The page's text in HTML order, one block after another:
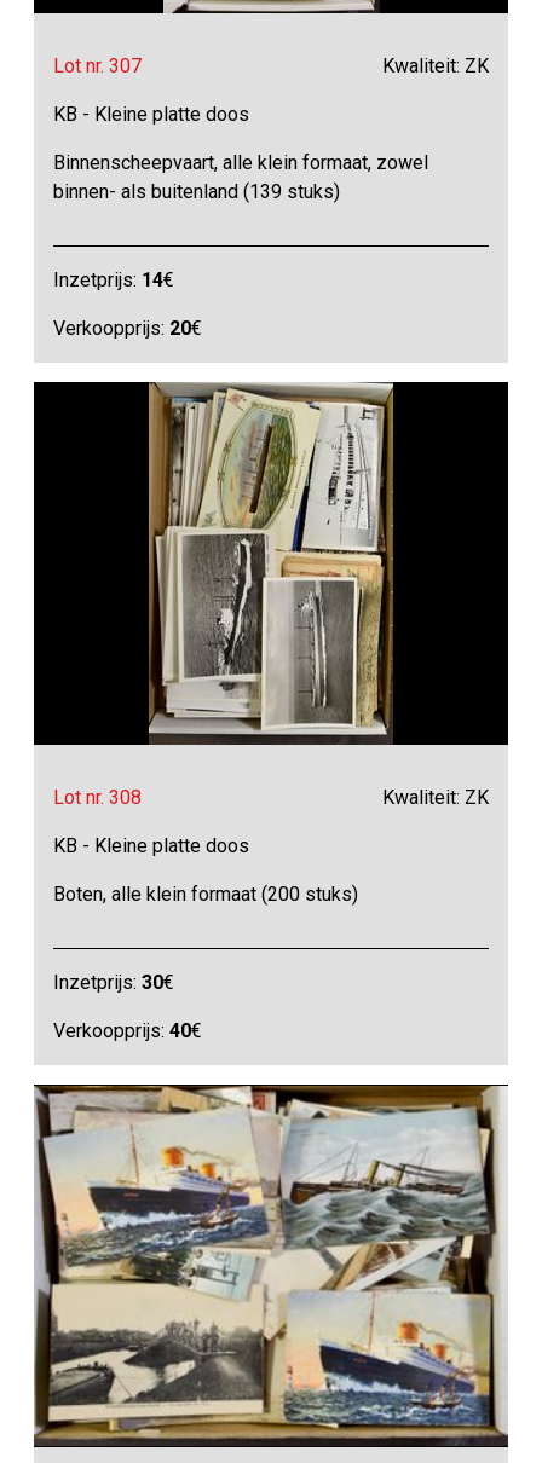
Lot nr. 307 Kwaliteit: ZK
KB - Kleine platte doos
Binnenscheepvaart, alle klein formaat, zowel
binnen- als buitenland (139 stuks)
Inzetprijs: 14€
Verkoopprijs: 20€
Lot nr. 308 Kwaliteit: ZK
KB - Kleine platte doos
Boten, alle klein formaat (200 stuks)
Inzetprijs:30€
Verkoopprijs:40€